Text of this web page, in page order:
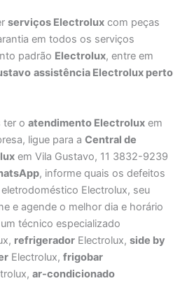
serviços Electrolux com peças
em todos os serviços
padrão Electrolux, entre em
assistência Electrolux perto
ter oatendimento Electrolux em
ligue para aCentral de
em Vila Gustavo, 11 3832-9239
, informe quais os defeitos
Electrolux, seu
e agende o melhor dia e horário
técnico especializado
refrigerador Electrolux,side by
Electrolux,frigobar
ar-condicionado